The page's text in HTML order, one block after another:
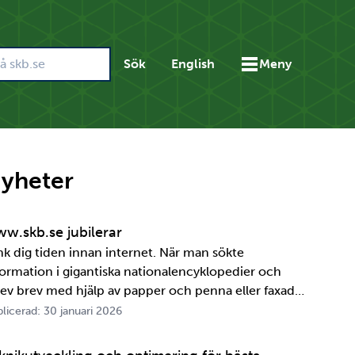
Sök English Meny
jubilerar
dig tiden innan internet. När man sökte
i gigantiska nationalencyklopedier och
brev med hjälp av papper och penna eller faxade
ett meddelande skulle fram snabbt. Det är inte
sedan, inte om man tänker i ett geologiskt
i alla fall. För oss på SKB är det …
30 januari 2026